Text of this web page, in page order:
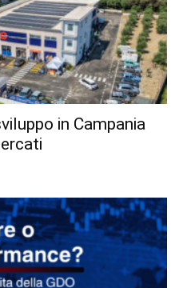
in Campania